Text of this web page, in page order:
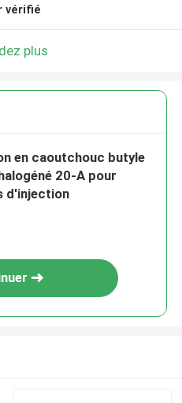
vérifié
plus
en caoutchouc butyle
20-A pour
d'injection